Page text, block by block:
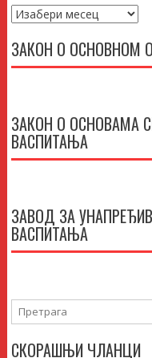
Архиве
ЗАКОН О ОСНОВНОМ
ЗАКОН О ОСНОВАМА
ВАСПИТАЊА
ЗАВОД ЗА
ВАСПИТАЊА
СКОРАШЊИ ЧЛАНЦИ